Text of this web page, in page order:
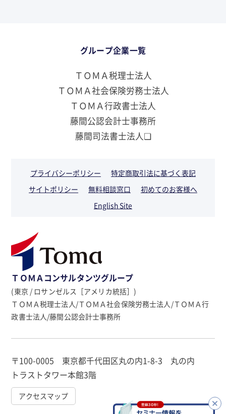
グループ企業一覧
ＴＯＭＡ税理士法人
ＴＯＭＡ社会保険労務士法人
ＴＯＭＡ行政書士法人
藤間公認会計士事務所
藤間司法書士法人❏
プライバシーポリシー
特定商取引法に基づく表記
サイトポリシー
無料相談窓口
初めてのお客様へ
English Site
ＴＯＭＡコンサルタンツグループ
(東京 / ロサンゼルス［アメリカ統括］)
ＴＯＭＡ税理士法人/ＴＯＭＡ社会保険労務士法人/ＴＯＭＡ行
政書士法人/藤間公認会計士事務所
〒100-0005 東京都千代田区丸の内1-8-3 丸の内
トラストタワー本館3階
アクセスマップ